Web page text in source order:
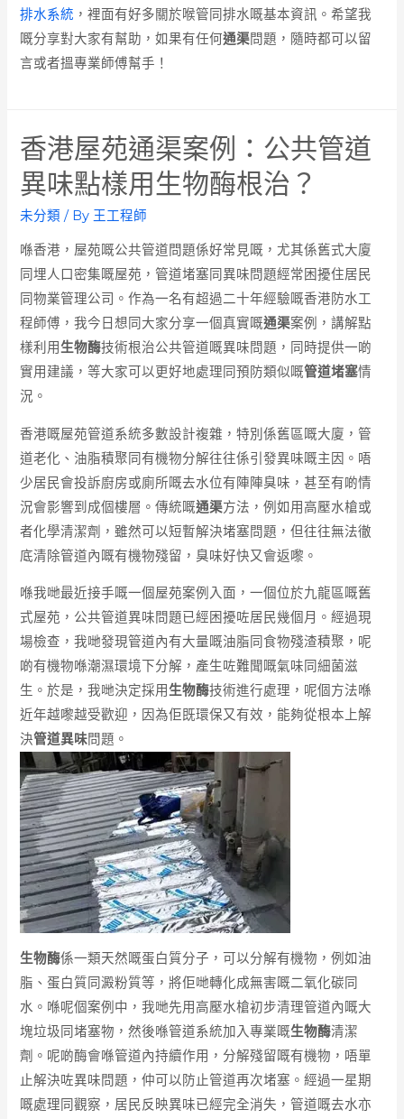
排水系統 ，裡面有好多關於喉管同排水嘅基本資訊。希望我
嘅分享對大家有幫助，如果有任何通渠問題，隨時都可以留
言或者搵專業師傅幫手！
香港屋苑通渠案例：公共管道
異味點樣用生物酶根治？
未分類 / By 王工程師
喺香港，屋苑嘅公共管道問題係好常見嘅，尤其係舊式大廈
同埋人口密集嘅屋苑，管道堵塞同異味問題經常困擾住居民
同物業管理公司。作為一名有超過二十年經驗嘅香港防水工
程師傅，我今日想同大家分享一個真實嘅通渠案例，講解點
樣利用 生物酶技術根治公共管道嘅異味問題，同時提供一啲
實用建議，等大家可以更好地處理同預防類似嘅管道堵塞情
況。
香港嘅屋苑管道系統多數設計複雜，特別係舊區嘅大廈，管
道老化、油脂積聚同有機物分解往往係引發異味嘅主因。唔
少居民會投訴廚房或廁所嘅去水位有陣陣臭味，甚至有啲情
況會影響到成個樓層。傳統嘅通渠方法，例如用高壓水槍或
者化學清潔劑，雖然可以短暫解決堵塞問題，但往往無法徹
底清除管道內嘅有機物殘留，臭味好快又會返嚟。
喺我哋最近接手嘅一個屋苑案例入面，一個位於九龍區嘅舊
式屋苑，公共管道異味問題已經困擾咗居民幾個月。經過現
場檢查，我哋發現管道內有大量嘅油脂同食物殘渣積聚，呢
啲有機物喺潮濕環境下分解，產生咗難聞嘅氣味同細菌滋
生。於是，我哋決定採用 生物酶技術進行處理，呢個方法喺
近年越嚟越受歡迎，因為佢既環保又有效，能夠從根本上解
決管道異味問題。
生物酶係一類天然嘅蛋白質分子，可以分解有機物，例如油
脂、蛋白質同澱粉質等，將佢哋轉化成無害嘅二氧化碳同
水。喺呢個案例中，我哋先用高壓水槍初步清理管道內嘅大
塊垃圾同堵塞物，然後喺管道系統加入專業嘅生物酶清潔
劑。呢啲酶會喺管道內持續作用，分解殘留嘅有機物，唔單
止解決咗異味問題，仲可以防止管道再次堵塞。經過一星期
嘅處理同觀察，居民反映異味已經完全消失，管道嘅去水亦